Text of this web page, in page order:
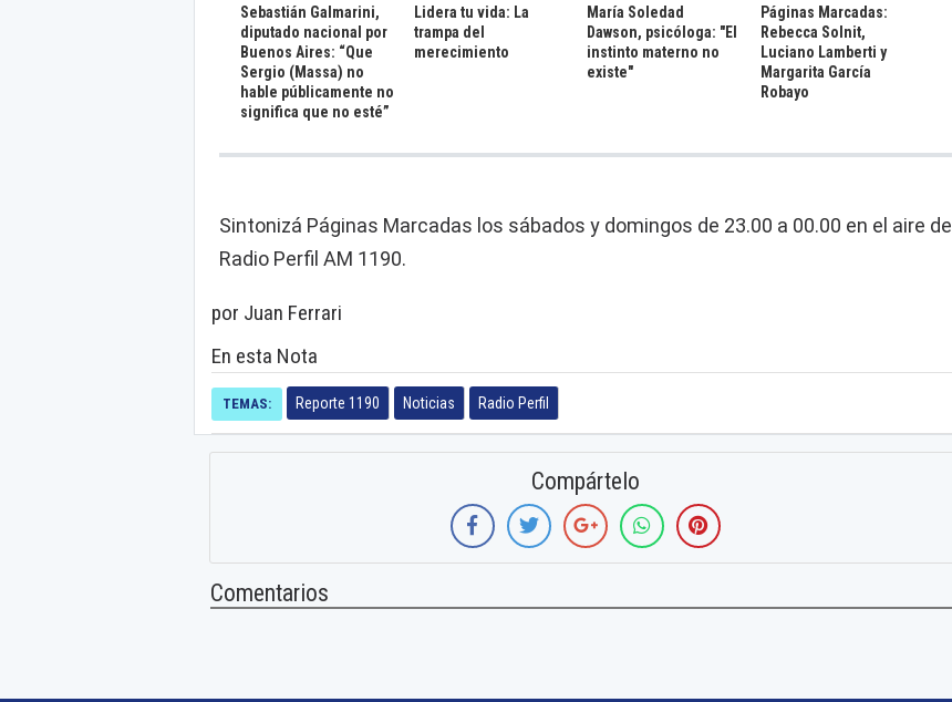
Sebastián Galmarini,
diputado nacional por
Buenos Aires: “Que
Sergio (Massa) no
hable públicamente no
significa que no esté”
Lidera tu vida: La
trampa del
merecimiento
María Soledad
Dawson, psicóloga: "El
instinto materno no
existe"
Páginas Marcadas:
Rebecca Solnit,
Luciano Lamberti y
Margarita García
Robayo
Sintonizá Páginas Marcadas los sábados y domingos de 23.00 a 00.00 en el aire de
Radio Perfil AM 1190.
por Juan Ferrari
En esta Nota
TEMAS: Reporte 1190 Noticias Radio Perfil
Compártelo
Comentarios